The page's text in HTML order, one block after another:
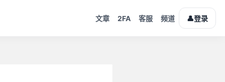
文章 2FA 客服 频道 👤登录